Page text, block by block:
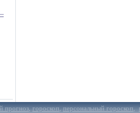
прогноз,гороскоп,персональный гороскоп,